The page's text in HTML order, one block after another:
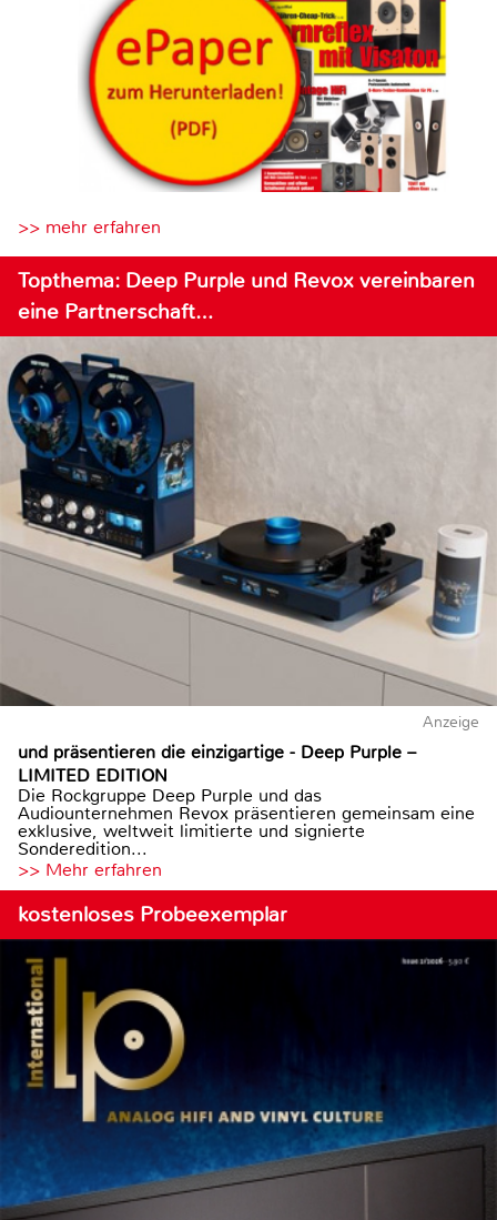
>> mehr erfahren
Topthema: Deep Purple und Revox vereinbaren
eine Partnerschaft…
Anzeige
und präsentieren die einzigartige - Deep Purple –
LIMITED EDITION
Die Rockgruppe Deep Purple und das
Audiounternehmen Revox präsentieren gemeinsam eine
exklusive, weltweit limitierte und signierte
Sonderedition...
>> Mehr erfahren
kostenloses Probeexemplar